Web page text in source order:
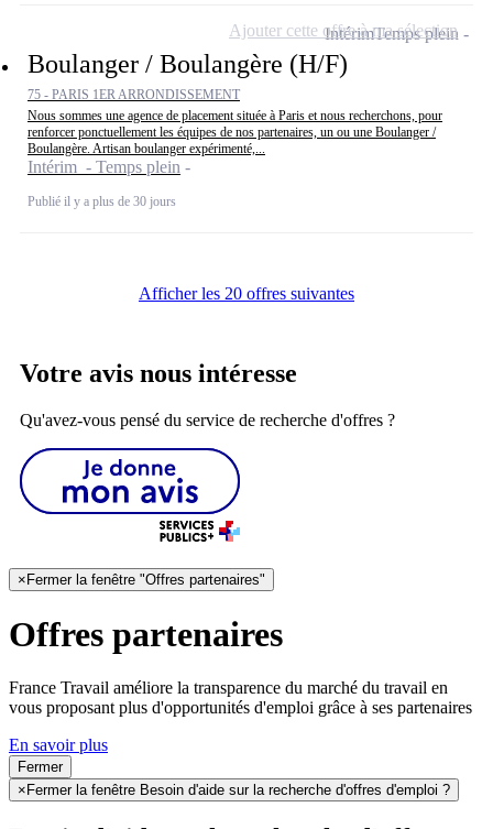
Boulanger / Boulangère (H/F)
75 - PARIS 1ER ARRONDISSEMENT
Nous sommes une agence de placement située à Paris et nous recherchons, pour
renforcer ponctuellement les équipes de nos partenaires, un ou une Boulanger /
Boulangère. Artisan boulanger expérimenté,...
Intérim - Temps plein
Publié il y a plus de 30 jours
IntérimTemps plein
Ajouter cette offre à ma sélection
Afficher les 20 offres suivantes
Votre avis nous intéresse
Qu'avez-vous pensé du service de recherche d'offres ?
×Fermer la fenêtre "Offres partenaires"
Offres partenaires
France Travail améliore la transparence du marché du travail en
vous proposant plus d'opportunités d'emploi grâce à ses partenaires
En savoir plus
Fermer
× Fermer la fenêtre Besoin d'aide sur la recherche d'offres d'emploi ?